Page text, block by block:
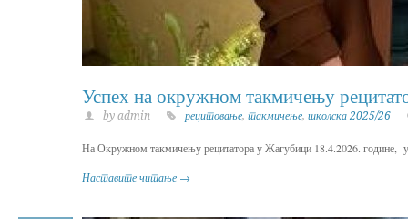
Успех на окружном такмичењу
by admin рецитовање, такмичење, школска 2025/26
На Окружном такмичењу рецитатора у Жагубици 18.4.2026. године,
Наставите читање →